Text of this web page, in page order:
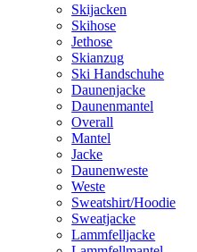
Skijacken
Skihose
Jethose
Skianzug
Ski Handschuhe
Daunenjacke
Daunenmantel
Overall
Mantel
Jacke
Daunenweste
Weste
Sweatshirt/Hoodie
Sweatjacke
Lammfelljacke